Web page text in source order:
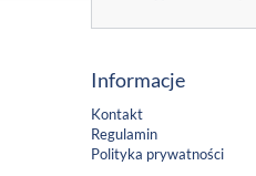
Informacje
Kontakt
Regulamin
Polityka prywatności